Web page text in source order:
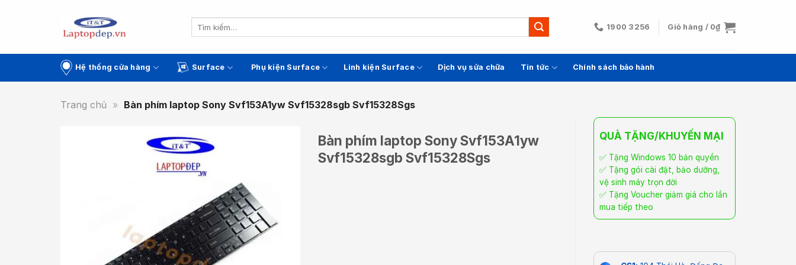
1900 3256 Giỏ hàng / 0₫
Hệ thống cửa hàng Surface Phụ kiện Surface Linh kiện Surface Dịch vụ sửa chữa Tin tức Chính sách bảo hành
Trang chủ » Bàn phím laptop Sony Svf153A1yw Svf15328sgb Svf15328Sgs
QUÀ TẶNG/KHUYẾN MẠI
✅ Tặng Windows 10 bản quyền
✅ Tặng gói cài đặt, bảo dưỡng,
vệ sinh máy trọn đời
✅ Tặng Voucher giảm giá cho lần
mua tiếp theo
Bàn phím laptop Sony Svf153A1yw
Svf15328sgb Svf15328Sgs